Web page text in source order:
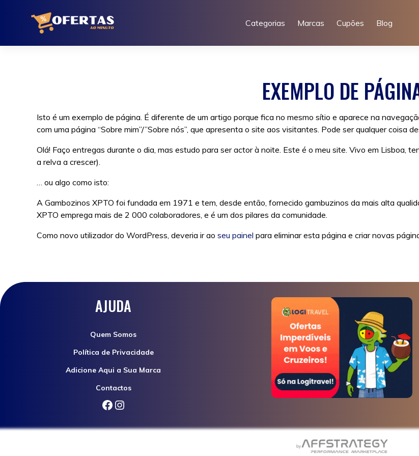
Categorias Marcas Cupões Blog
EXEMPLO DE
Isto é um exemplo de página. É diferente de um artigo porque fica no mesmo sítio e aparece na
com uma página “Sobre mim”/”Sobre nós”, que apresenta o site aos visitantes. Pode ser qualquer coisa
Olá! Faço entregas durante o dia, mas estudo para ser actor à noite. Este é o meu site. Vivo em Lisboa,
a relva a crescer).
… ou algo como isto:
A Gambozinos XPTO foi fundada em 1971 e tem, desde então, fornecido gambuzinos da mais alta
XPTO emprega mais de 2 000 colaboradores, e é um dos pilares da comunidade.
Como novo utilizador do WordPress, deveria ir aoseu painel para eliminar esta página e criar novas
AJUDA
Quem Somos
Política de Privacidade
Adicione Aqui a Sua Marca
Contactos
Facebook
Instagram